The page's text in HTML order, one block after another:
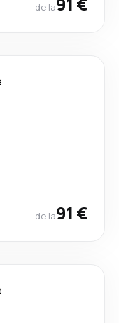
de la
de la91 €